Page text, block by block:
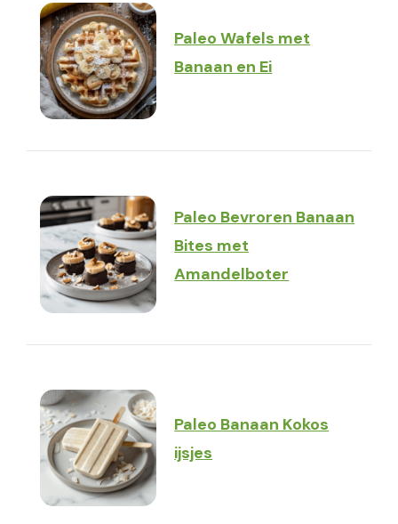
Paleo Wafels met
Banaan en Ei
Paleo Bevroren Banaan
Bites met
Amandelboter
Paleo Banaan Kokos
ijsjes